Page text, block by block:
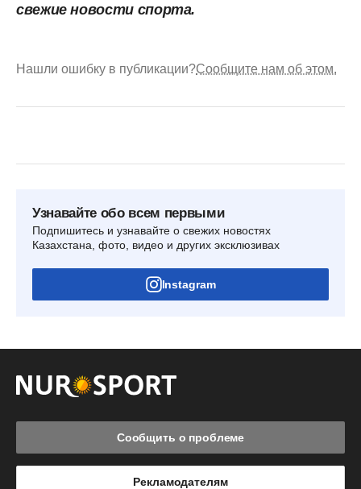
свежие новости спорта.
Нашли ошибку в публикации?Сообщите нам об этом.
Узнавайте обо всем первыми
Подпишитесь и узнавайте о свежих новостях
Казахстана, фото, видео и других эксклюзивах
Instagram
Сообщить о проблеме
Рекламодателям